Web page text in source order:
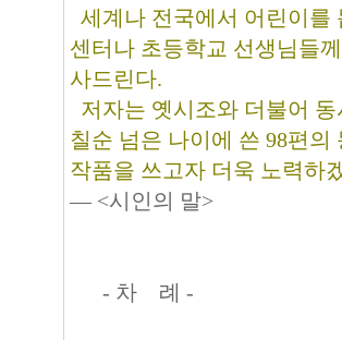
세계나 전국에서 어린이를
센터나 초등학교 선생님들
사드린다.
저자는 옛시조와 더불어
칠순 넘은 나이에 쓴 98편
작품을 쓰고자 더욱 노력하
― <시인의 말>
- 차 례 -